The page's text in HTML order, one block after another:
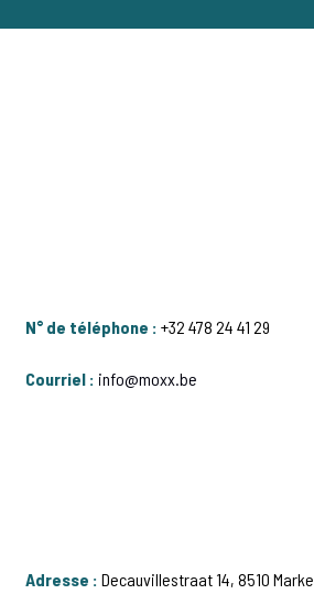
Adresse :Decauvillestraat 14, 8510 Marke
N° de téléphone :+32 478 24 41 29
Courriel : info@moxx.be